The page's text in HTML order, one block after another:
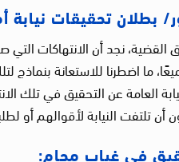
القضية، نجد أن الانتهاكات
ما اضطرنا للاستعانة بنماذج
العامة عن التحقيق في تلك
أن تلتفت النيابة لأقوالهم أو